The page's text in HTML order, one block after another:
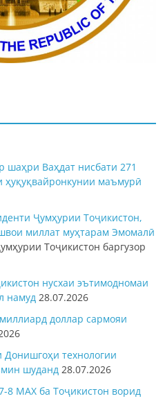
Ваҳдат нисбати 271
ҳуқуқвайронкунии маъмурӣ
Ҷумҳурии Тоҷикистон,
миллат муҳтарам Эмомалӣ
Тоҷикистон баргузор
нусхаи эътимодномаи
намуд 28.07.2026
доллар сармояи
Донишгоҳи технологии
шуданд 28.07.2026
MAX ба Тоҷикистон ворид